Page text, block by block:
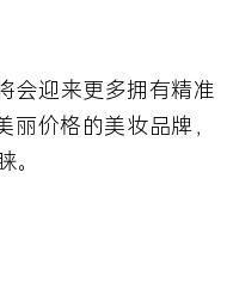
会迎来更多拥有精准
价格的美妆品牌，
。